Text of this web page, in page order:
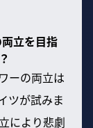
立を目指
ーの両立は
ツが試みま
により悲劇